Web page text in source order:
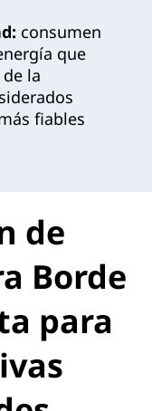
consumen
que
la
fiables
de
Borde
para